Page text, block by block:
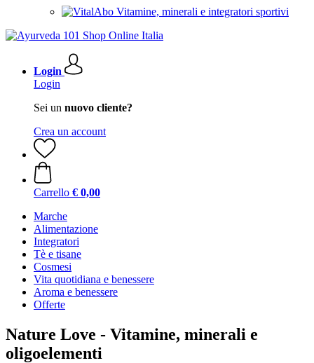
Vitamine, minerali e integratori sportivi
Login
Login
Sei un nuovo cliente?
Crea un account
Carrello € 0,00
Marche
Alimentazione
Integratori
Tè e tisane
Cosmesi
Vita quotidiana e benessere
Aroma e benessere
Offerte
Nature Love - Vitamine, minerali e
oligoelementi